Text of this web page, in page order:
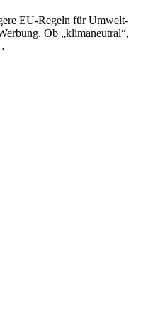
EU-Regeln für Umwelt-
Ob „klimaneutral“,